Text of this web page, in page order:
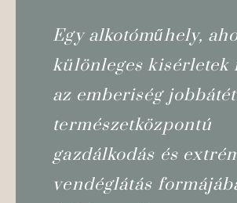
Egy alkotóműhely,
különleges kisérletek
az emberiség
természetközpontú
gazdálkodás és
vendéglátás